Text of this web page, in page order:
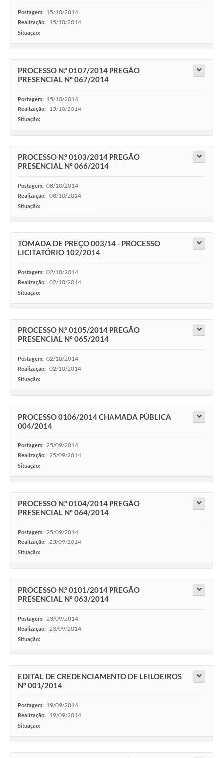
Postagem: 15/10/2014
Realização: 15/10/2014
Situação:
PROCESSO N.° 0107/2014 PREGÃO
PRESENCIAL Nº 067/2014
Postagem: 15/10/2014
Realização: 15/10/2014
Situação:
PROCESSO N.° 0103/2014 PREGÃO
PRESENCIAL Nº 066/2014
Postagem: 08/10/2014
Realização: 08/10/2014
Situação:
TOMADA DE PREÇO 003/14 - PROCESSO
LICITATÓRIO 102/2014
Postagem: 02/10/2014
Realização: 02/10/2014
Situação:
PROCESSO N.° 0105/2014 PREGÃO
PRESENCIAL Nº 065/2014
Postagem: 02/10/2014
Realização: 02/10/2014
Situação:
PROCESSO 0106/2014 CHAMADA PÚBLICA
004/2014
Postagem: 25/09/2014
Realização: 25/09/2014
Situação:
PROCESSO N.° 0104/2014 PREGÃO
PRESENCIAL Nº 064/2014
Postagem: 25/09/2014
Realização: 25/09/2014
Situação:
PROCESSO N.° 0101/2014 PREGÃO
PRESENCIAL Nº 063/2014
Postagem: 23/09/2014
Realização: 23/09/2014
Situação:
EDITAL DE CREDENCIAMENTO DE LEILOEIROS
Nº 001/2014
Postagem: 19/09/2014
Realização: 19/09/2014
Situação: